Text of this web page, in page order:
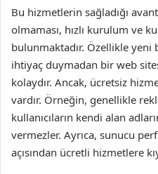
Bu hizmetlerin sağladığı
olmaması, hızlı kurulum ve
bulunmaktadır. Özellikle
ihtiyaç duymadan bir web
kolaydır. Ancak, ücretsiz
vardır. Örneğin, genellikle
kullanıcıların kendi alan
vermezler. Ayrıca, sunucu
açısından ücretli hizmetlere